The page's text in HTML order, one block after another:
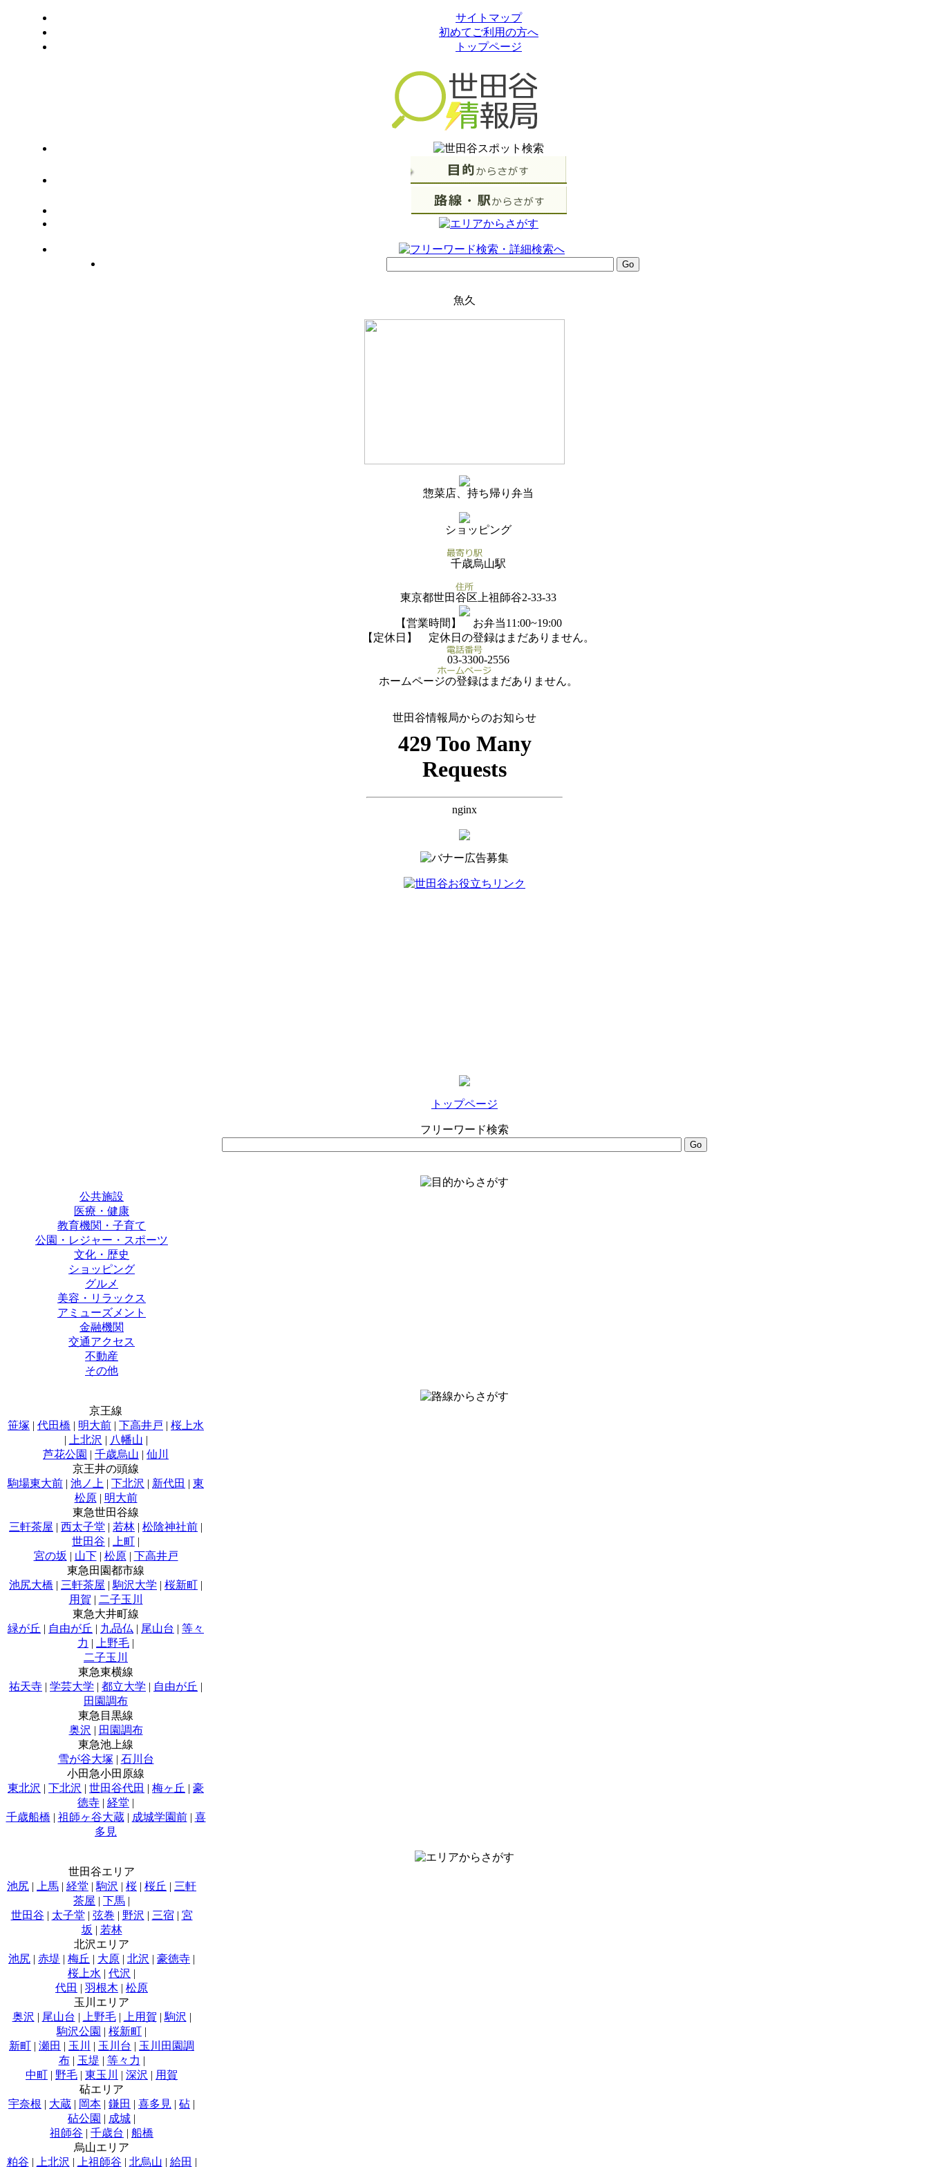
サイトマップ
初めてご利用の方へ
トップページ
魚久
惣菜店、持ち帰り弁当
ショッピング
千歳烏山駅
東京都世田谷区上祖師谷2-33-33
【営業時間】 お弁当11:00~19:00
【定休日】 定休日の登録はまだありません。
03-3300-2556
ホームページの登録はまだありません。
世田谷情報局からのお知らせ
トップページ
フリーワード検索
公共施設
医療・健康
教育機関・子育て
公園・レジャー・スポーツ
文化・歴史
ショッピング
グルメ
美容・リラックス
アミューズメント
金融機関
交通アクセス
不動産
その他
京王線
笹塚 | 代田橋 | 明大前 | 下高井戸 | 桜上水
|
上北沢 | 八幡山 |
芦花公園 | 千歳烏山 | 仙川
京王井の頭線
駒場東大前 | 池ノ上 | 下北沢 | 新代田 | 東
松原| 明大前
東急世田谷線
三軒茶屋 | 西太子堂 | 若林 | 松陰神社前 |
世田谷 | 上町 |
宮の坂 | 山下| 松原| 下高井戸
東急田園都市線
池尻大橋 | 三軒茶屋 | 駒沢大学 | 桜新町 |
用賀 | 二子玉川
東急大井町線
緑が丘 | 自由が丘 | 九品仏 | 尾山台 | 等々
力 | 上野毛 |
二子玉川
東急東横線
祐天寺 | 学芸大学 | 都立大学 | 自由が丘 |
田園調布
東急目黒線
奥沢 | 田園調布
東急池上線
雪が谷大塚 | 石川台
小田急小田原線
東北沢 | 下北沢 | 世田谷代田 | 梅ヶ丘 | 豪
徳寺 | 経堂 |
千歳船橋 | 祖師ヶ谷大蔵| 成城学園前| 喜
多見
世田谷エリア
池尻 | 上馬 | 経堂 | 駒沢 | 桜 | 桜丘 | 三軒
茶屋 | 下馬 |
世田谷 | 太子堂 | 弦巻 | 野沢 | 三宿 | 宮
坂 | 若林
北沢エリア
池尻 | 赤堤 | 梅丘 | 大原 | 北沢 | 豪徳寺 |
桜上水 | 代沢 |
代田 | 羽根木 | 松原
玉川エリア
奥沢 | 尾山台 | 上野毛| 上用賀 | 駒沢 |
駒沢公園 | 桜新町 |
新町 | 瀬田 | 玉川 | 玉川台 | 玉川田園調
布| 玉堤 | 等々力 |
中町 | 野毛 | 東玉川 | 深沢 | 用賀
砧エリア
宇奈根 | 大蔵 | 岡本 | 鎌田 | 喜多見 | 砧 |
砧公園 | 成城 |
祖師谷 | 千歳台 | 船橋
烏山エリア
粕谷 | 上北沢 | 上祖師谷 | 北烏山 | 給田 |